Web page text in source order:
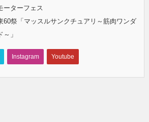
ーターフェス
60祭「マッスルサンクチュアリ～筋肉ワンダ
～」
Instagram Youtube